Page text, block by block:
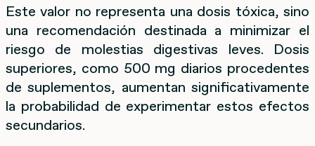
Este valor no representa una dosis tóxica, sino
una recomendación destinada a minimizar el
riesgo de molestias digestivas leves. Dosis
superiores, como 500 mg diarios procedentes
de suplementos, aumentan significativamente
la probabilidad de experimentar estos efectos
secundarios.